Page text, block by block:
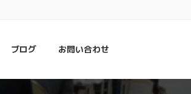
ブログ お問い合わせ